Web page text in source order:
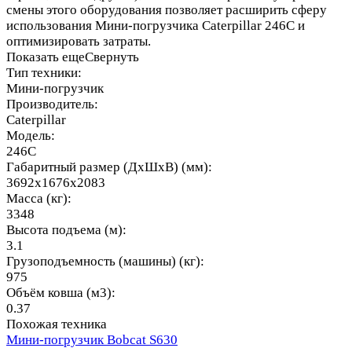
смены этого оборудования позволяет расширить сферу
использования Мини-погрузчика Caterpillar 246C и
оптимизировать затраты.
Показать ещеСвернуть
Тип техники:
Мини-погрузчик
Производитель:
Caterpillar
Модель:
246C
Габаритный размер (ДхШхВ) (мм):
3692x1676x2083
Масса (кг):
3348
Высота подъема (м):
3.1
Грузоподъемность (машины) (кг):
975
Объём ковша (м3):
0.37
Похожая техника
Мини-погрузчик Bobcat S630